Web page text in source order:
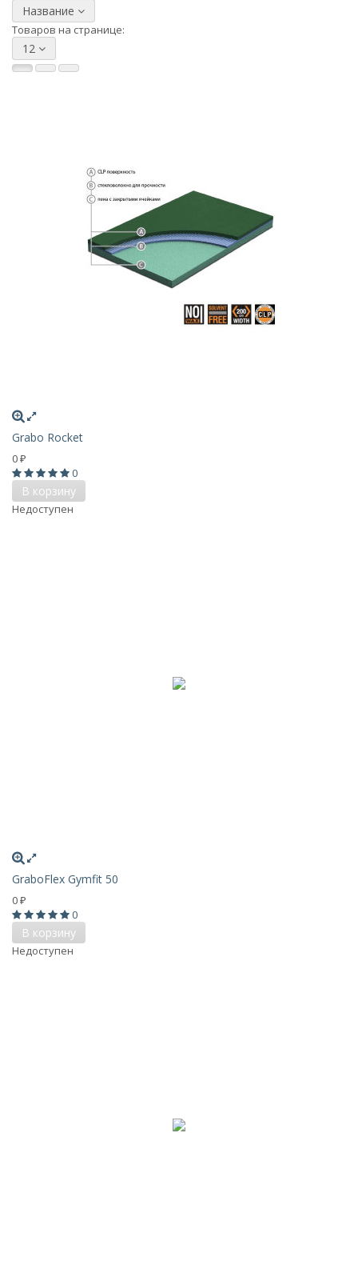
Название
Товаров на странице:
12
Grabo Rocket
0 ₽
0
В корзину
Недоступен
GraboFlex Gymfit 50
0 ₽
0
В корзину
Недоступен